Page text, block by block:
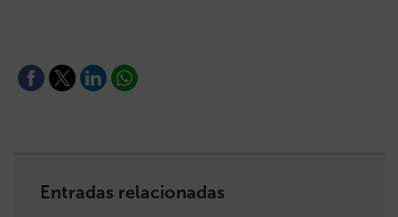
Entradas relacionadas